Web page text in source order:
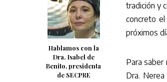
Hablamos con la
Dra. Isabel de
Benito, presidenta
de SECPRE
tradición y
concreto
próximos
Para saber
Dra.